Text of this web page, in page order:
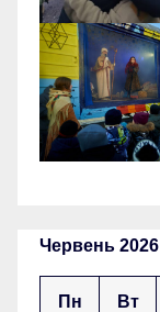
Червень 2026
Пн Вт